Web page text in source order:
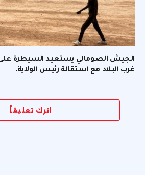
الجيش الصومالي يستعيد السيطرة
غرب البلاد مع استقالة رئيس الولاية.
اترك تعليقاً